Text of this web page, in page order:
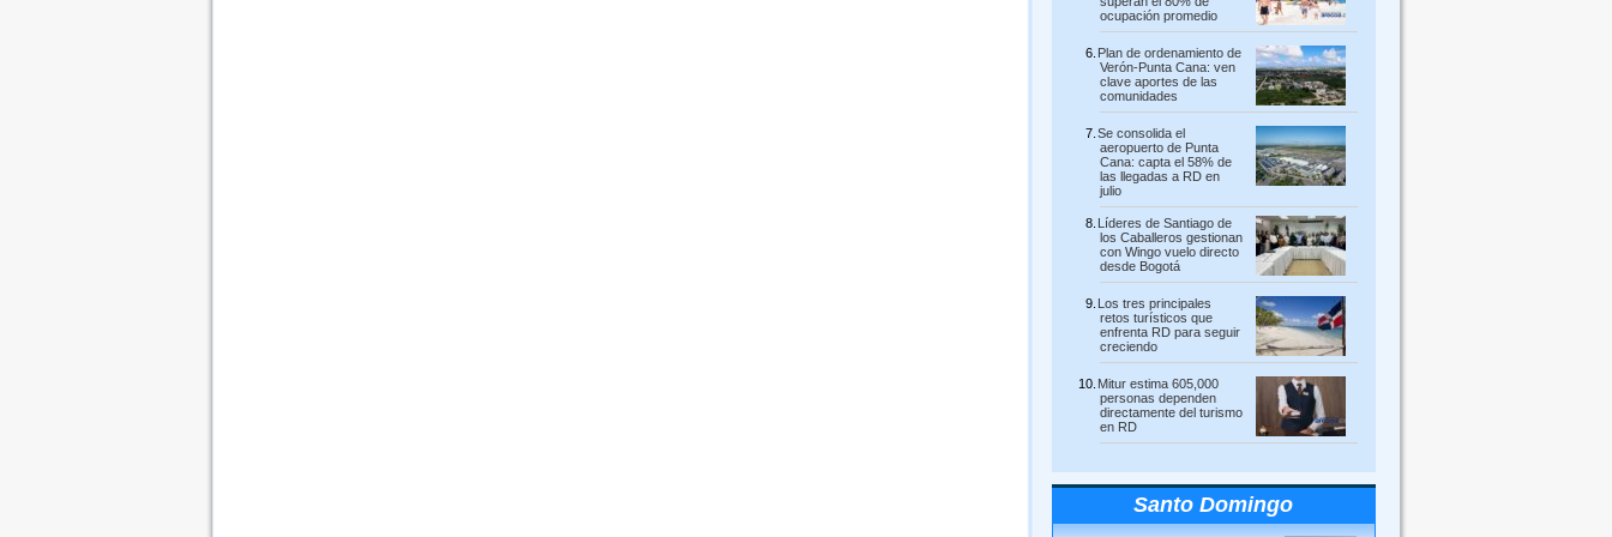
ocupación promedio
Plan de ordenamiento de
Verón-Punta Cana: ven
clave aportes de las
comunidades
Se consolida el
aeropuerto de Punta
Cana: capta el 58% de
las llegadas a RD en
julio
Líderes de Santiago de
los Caballeros gestionan
con Wingo vuelo directo
desde Bogotá
Los tres principales
retos turísticos que
enfrenta RD para seguir
creciendo
Mitur estima 605,000
personas dependen
directamente del turismo
en RD
Santo Domingo